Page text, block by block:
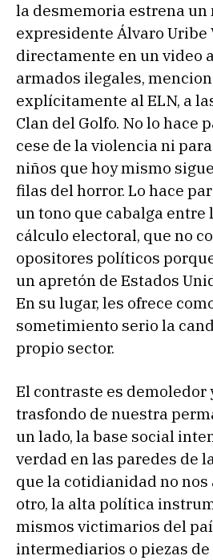
la desmemoria estrena un
expresidente Álvaro Uribe
directamente en un video
armados ilegales,
explícitamente al ELN, a
Clan del Golfo. No lo hace
cese de la violencia ni
niños que hoy mismo
filas del horror. Lo hace
un tono que cabalga entre
cálculo electoral, que no
opositores políticos
un apretón de Estados
En su lugar, les ofrece
sometimiento serio la
propio sector.
El contraste es demoledor
trasfondo de nuestra
un lado, la base social
verdad en las paredes de
que la cotidianidad no nos
otro, la alta política
mismos victimarios del
intermediarios o piezas